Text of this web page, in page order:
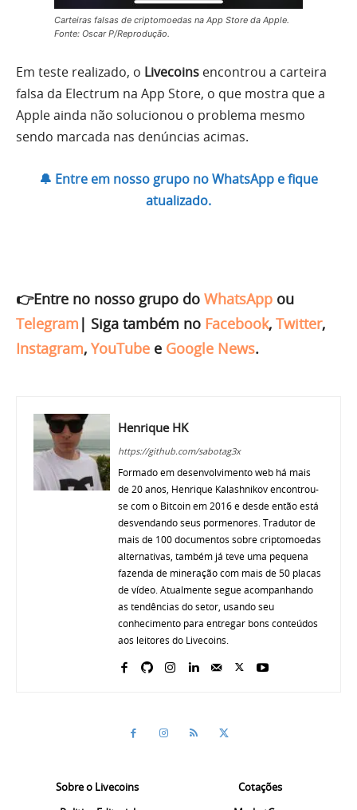
Carteiras falsas de criptomoedas na App Store da Apple.
Fonte: Oscar P/Reprodução.
Em teste realizado, o Livecoins encontrou a carteira
falsa da Electrum na App Store, o que mostra que a
Apple ainda não solucionou o problema mesmo
sendo marcada nas denúncias acimas.
🔔 Entre em nosso grupo no WhatsApp e fique
atualizado.
👉Entre no nosso grupo do WhatsApp ou
Telegram | Siga também no Facebook, Twitter,
Instagram, YouTube e Google News.
Henrique HK
https://github.com/sabotag3x
Formado em desenvolvimento web há mais
de 20 anos, Henrique Kalashnikov encontrou-
se com o Bitcoin em 2016 e desde então está
desvendando seus pormenores. Tradutor de
mais de 100 documentos sobre criptomoedas
alternativas, também já teve uma pequena
fazenda de mineração com mais de 50 placas
de vídeo. Atualmente segue acompanhando
as tendências do setor, usando seu
conhecimento para entregar bons conteúdos
aos leitores do Livecoins.
Sobre o Livecoins
Cotações